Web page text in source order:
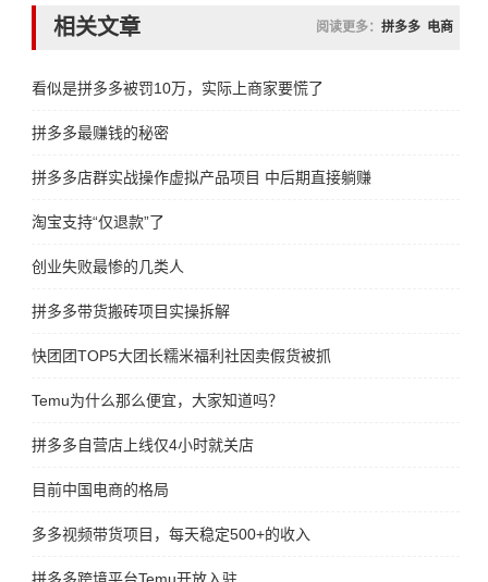
相关文章 阅读更多： 拼多多 电商
看似是拼多多被罚10万，实际上商家要慌了
拼多多最赚钱的秘密
拼多多店群实战操作虚拟产品项目 中后期直接躺赚
淘宝支持“仅退款”了
创业失败最惨的几类人
拼多多带货搬砖项目实操拆解
快团团TOP5大团长糯米福利社因卖假货被抓
Temu为什么那么便宜，大家知道吗？
拼多多自营店上线仅4小时就关店
目前中国电商的格局
多多视频带货项目，每天稳定500+的收入
拼多多跨境平台Temu开放入驻